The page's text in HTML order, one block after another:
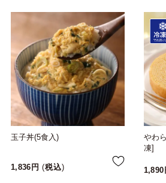
玉子丼(5食入)
1,836 税込
やわ
凍]
1,890